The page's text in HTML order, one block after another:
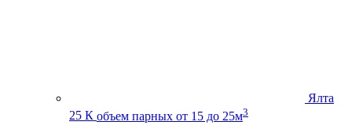
Ялта
25 К объем парных от 15 до 25м3